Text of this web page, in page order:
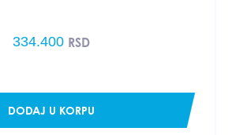
334.400 RSD
DODAJ U KORPU